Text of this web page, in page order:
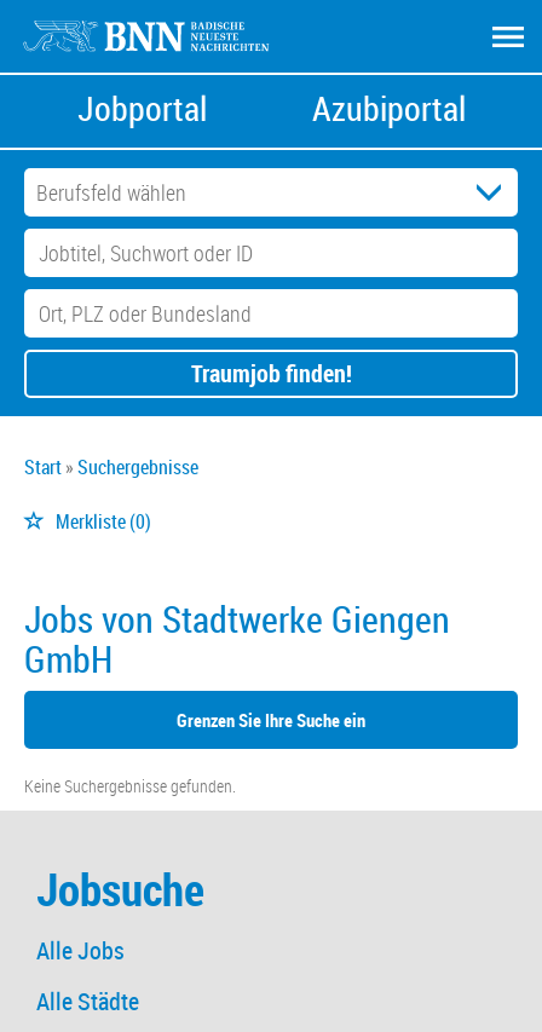
Jobportal Azubiportal
Traumjob finden!
Start Suchergebnisse
Merkliste(0)
Jobs von Stadtwerke Giengen
GmbH
Grenzen Sie Ihre Suche ein
Keine Suchergebnisse gefunden.
Jobsuche
Alle Jobs
Alle Städte